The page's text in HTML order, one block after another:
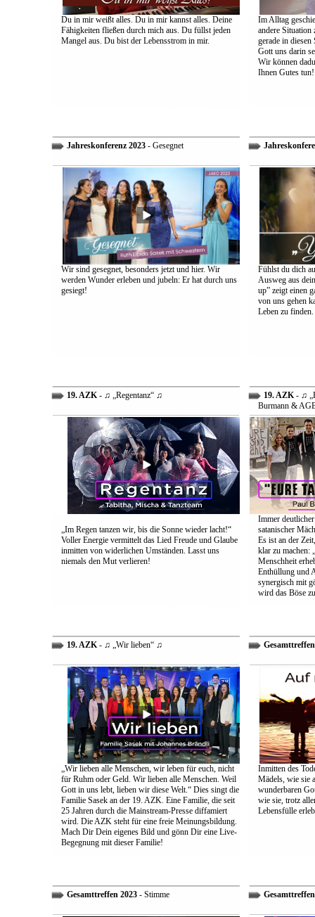
Du in mir weißt alles. Du in mir kannst alles. Deine
Fähigkeiten fließen durch mich aus. Du füllst jeden
Mangel aus. Du bist der Lebensstrom in mir.
Im Alltag
andere
gerade in
Gott uns darin
Wir können
Ihnen Gutes tun!
Jahreskonferenz 2023- Gesegnet
Wir sind gesegnet, besonders jetzt und hier. Wir
werden Wunder erleben und jubeln: Er hat durch uns
gesiegt!
Fühlst du dich
Ausweg aus
up” zeigt einen
von uns gehen
Leben zu finden.
19. AZK- ♫ „Regentanz“ ♫
„Im Regen tanzen wir, bis die Sonne wieder lacht!“
Voller Energie vermittelt das Lied Freude und Glaube
inmitten von widerlichen Umständen. Lasst uns
niemals den Mut verlieren!
19. AZK- ♫
Burmann &
Immer
satanischer
Es ist an der
klar zu machen:
Menschheit
Enthüllung und
synergisch mit
wird das Böse
19. AZK- ♫ „Wir lieben“ ♫
„Wir lieben alle Menschen, wir leben für euch, nicht
für Ruhm oder Geld. Wir lieben alle Menschen. Weil
Gott in uns lebt, lieben wir diese Welt.“ Dies singt die
Familie Sasek an der 19. AZK. Eine Familie, die seit
25 Jahren durch die Mainstream-Presse diffamiert
wird. Die AZK steht für eine freie Meinungsbildung.
Mach Dir Dein eigenes Bild und gönn Dir eine Live-
Begegnung mit dieser Familie!
Inmitten des
Mädels, wie sie
wunderbaren
wie sie, trotz
Lebensfülle
Gesamttreffen 2023- Stimme